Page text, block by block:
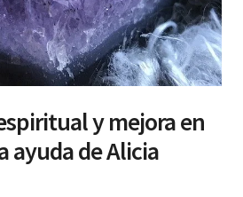
y mejora en
ayuda de Alicia